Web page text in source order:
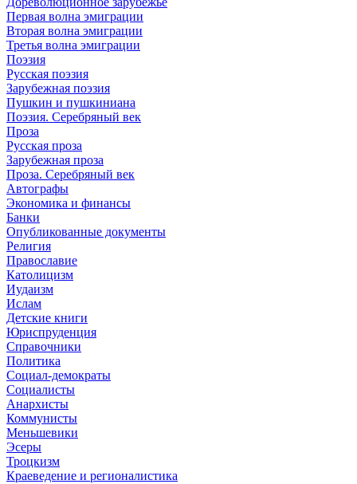
Первая волна эмиграции
Вторая волна эмиграции
Третья волна эмиграции
Поэзия
Русская поэзия
Зарубежная поэзия
Пушкин и пушкиниана
Поэзия. Серебряный век
Проза
Русская проза
Зарубежная проза
Проза. Серебряный век
Автографы
Экономика и финансы
Банки
Опубликованные документы
Религия
Православие
Католицизм
Иудаизм
Ислам
Детские книги
Юриспруденция
Справочники
Политика
Социал-демократы
Социалисты
Анархисты
Коммунисты
Меньшевики
Эсеры
Троцкизм
Краеведение и регионалистика